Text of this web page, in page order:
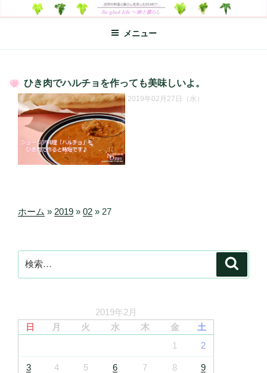
ン
ン
SO-GLAD LIFE～旅と暮らし
世界の料理のエッセイやレシピ、シンプルライフ、楽しい暮らしなどを
綴る、世界248か国を旅した松本あづさのDIARYです
メニュー
投
稿
日:
ひき肉でハルチョを作っても美味しいよ。
2019年02月27日（水）
ホーム » 2019 » 02 » 27
索:
2019年2月
日
月 火 水 木 金
土
1
2
3 4 5 6 7 8 9